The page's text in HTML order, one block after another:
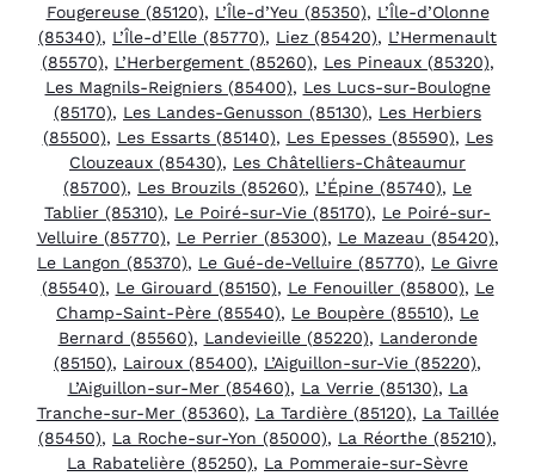
Fougereuse (85120), L’Île-d’Yeu (85350), L’Île-d’Olonne
(85340), L’Île-d’Elle (85770), Liez (85420), L’Hermenault
(85570), L’Herbergement (85260), Les Pineaux (85320),
Les Magnils-Reigniers (85400), Les Lucs-sur-Boulogne
(85170), Les Landes-Genusson (85130), Les Herbiers
(85500), Les Essarts (85140), Les Epesses (85590), Les
Clouzeaux (85430), Les Châtelliers-Châteaumur
(85700), Les Brouzils (85260), L’Épine (85740), Le
Tablier (85310), Le Poiré-sur-Vie (85170), Le Poiré-sur-
Velluire (85770), Le Perrier (85300), Le Mazeau (85420),
Le Langon (85370), Le Gué-de-Velluire (85770), Le Givre
(85540), Le Girouard (85150), Le Fenouiller (85800), Le
Champ-Saint-Père (85540), Le Boupère (85510), Le
Bernard (85560), Landevieille (85220), Landeronde
(85150), Lairoux (85400), L’Aiguillon-sur-Vie (85220),
L’Aiguillon-sur-Mer (85460), La Verrie (85130), La
Tranche-sur-Mer (85360), La Tardière (85120), La Taillée
(85450), La Roche-sur-Yon (85000), La Réorthe (85210),
La Rabatelière (85250), La Pommeraie-sur-Sèvre